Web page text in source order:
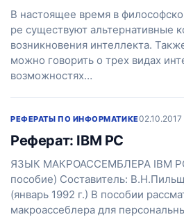
В настоящее время в
ре существуют альтернативные
возникновения интеллекта.
можно говорить о трех видах
возможностях…
РЕФЕРАТЫ ПО ИНФОРМАТИКЕ02.10.2017
Реферат: IBM PC
ЯЗЫК МАКРОАССЕМБЛЕРА IBM
пособие) Составитель:
(январь 1992 г.) В пособии
макроассеблера для